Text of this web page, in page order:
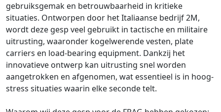
gebruiksgemak en betrouwbaarheid in kritieke
situaties. Ontworpen door het Italiaanse bedrijf 2M,
wordt deze gesp veel gebruikt in tactische en militaire
uitrusting, waaronder kogelwerende vesten, plate
carriers en load-bearing equipment. Dankzij het
innovatieve ontwerp kan uitrusting snel worden
aangetrokken en afgenomen, wat essentieel is in hoog-
stress situaties waarin elke seconde telt.